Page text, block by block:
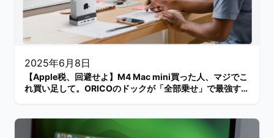
2025年6月8日
【Apple税、回避せよ】M4 Mac mini買った人、マジでこ
れ買い足して。ORICOのドックが「全部乗せ」で最強すぎ